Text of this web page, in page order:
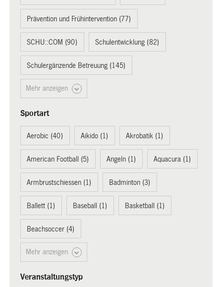
Prävention und Frühintervention (77)
SCHU::COM (90) Schulentwicklung (82)
Schulergänzende Betreuung (145)
Mehr anzeigen
Sportart
Aerobic (40) Aikido (1) Akrobatik (1)
American Football (5) Angeln (1) Aquacura (1)
Armbrustschiessen (1) Badminton (3)
Ballett (1) Baseball (1) Basketball (1)
Beachsoccer (4)
Mehr anzeigen
Veranstaltungstyp